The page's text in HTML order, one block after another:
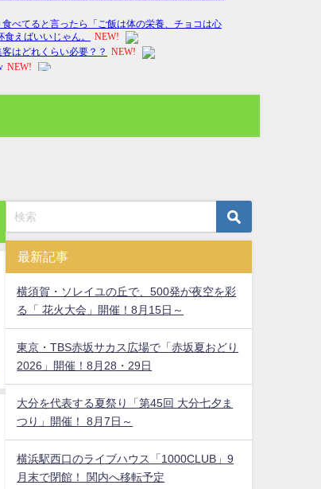
最新記事
横須賀・ソレイユの丘で、500発が夜空を彩
る「 花火大会」開催！8月15日～
東京・TBS赤坂サカス広場で「赤坂夏おどり
2026」開催！8月28・29日
大分を代表する夏祭り「第45回 大分七夕ま
つり」開催！ 8月7日～
横浜駅西口のライブハウス「1000CLUB」9
月末で閉館！ 関内へ移転予定